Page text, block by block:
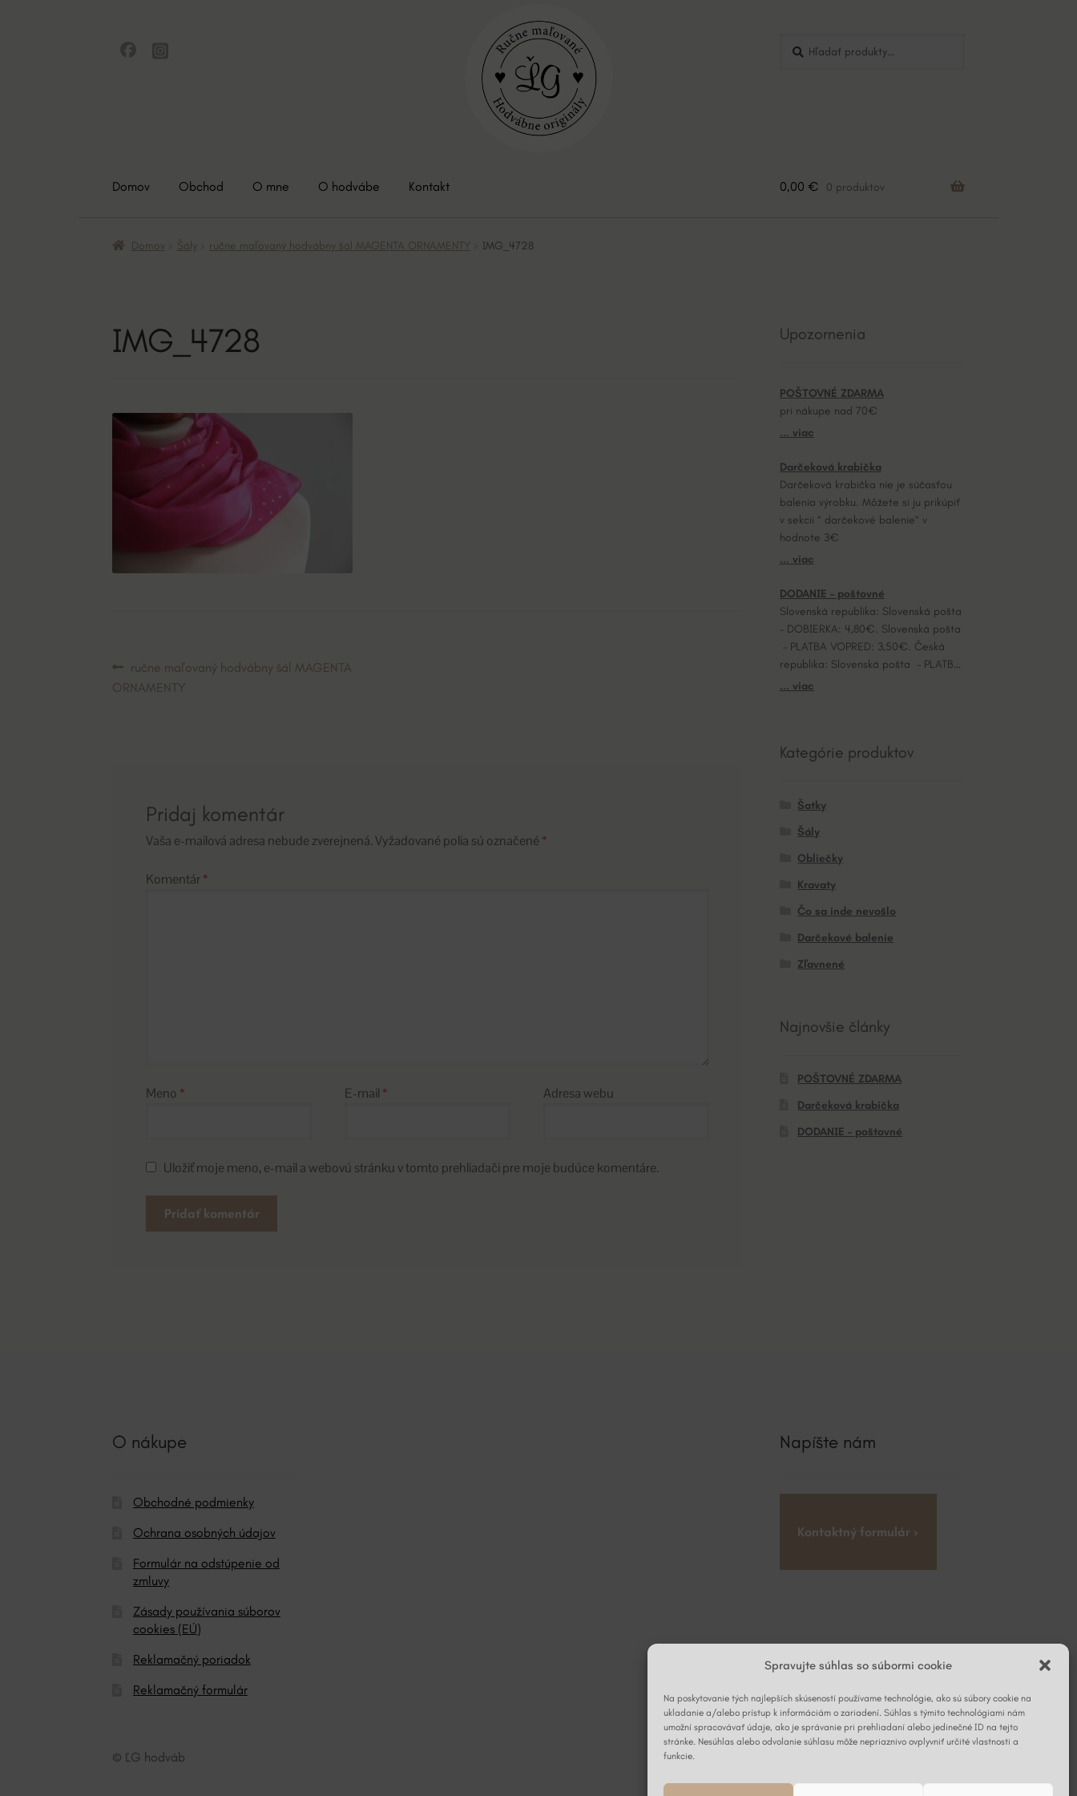
Spravujte súhlas so súbormi cookie
Na poskytovanie tých najlepších skúseností používame technológie, ako sú súbory cookie na
ukladanie a/alebo prístup k informáciám o zariadení. Súhlas s týmito technológiami nám
umožní spracovávať údaje, ako je správanie pri prehliadaní alebo jedinečné ID na tejto
stránke. Nesúhlas alebo odvolanie súhlasu môže nepriaznivo ovplyvniť určité vlastnosti a
funkcie.
Domov Obchod O mne O hodvábe Kontakt 0,00 € 0 produktov
Domov Šály ručne maľovaný hodvábny šál MAGENTA ORNAMENTY IMG_4728
IMG_4728
Navigácia
v
Predchádzajúci
článok:
ručne maľovaný hodvábny šál MAGENTA
ORNAMENTY
Pridaj komentár
Vaša e-mailová adresa nebude zverejnená.Vyžadované polia sú označené *
Komentár*
Meno * E-mail * Adresa webu
Uložiť moje meno, e-mail a webovú stránku v tomto prehliadači pre moje budúce komentáre.
e
Upozornenia
POŠTOVNÉ ZDARMA
pri nákupe nad 70€
... viac
Darčeková krabička
Darčeková krabička nie je súčasťou
balenia výrobku. Môžete si ju prikúpiť
v sekcii “ darčekové balenie“ v
hodnote 3€
... viac
DODANIE – poštovné
Slovenská republika: Slovenská pošta
– DOBIERKA: 4,80€. Slovenská pošta
– PLATBA VOPRED: 3,50€. Česká
republika: Slovenská pošta – PLATBA
VOPRED: 7,20€.
... viac
Kategórie produktov
Šatky
Šály
Obliečky
Kravaty
Čo sa inde nevošlo
Darčekové balenie
Zľavnené
Najnovšie články
POŠTOVNÉ ZDARMA
Darčeková krabička
DODANIE – poštovné
O nákupe
Obchodné podmienky
Ochrana osobných údajov
Formulár na odstúpenie od
zmluvy
Zásady používania súborov
cookies (EÚ)
Reklamačný poriadok
Reklamačný formulár
© ĽG hodváb
Napíšte nám
Kontaktný formulár ›